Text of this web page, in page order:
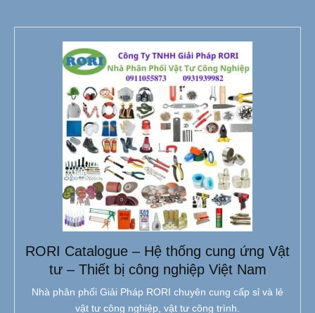
RORI Catalogue – Hệ thống cung ứng Vật
tư – Thiết bị công nghiệp Việt Nam
Nhà phân phối Giải Pháp RORI chuyên cung cấp sỉ và lẻ
vật tư công nghiệp, vật tư công trình.